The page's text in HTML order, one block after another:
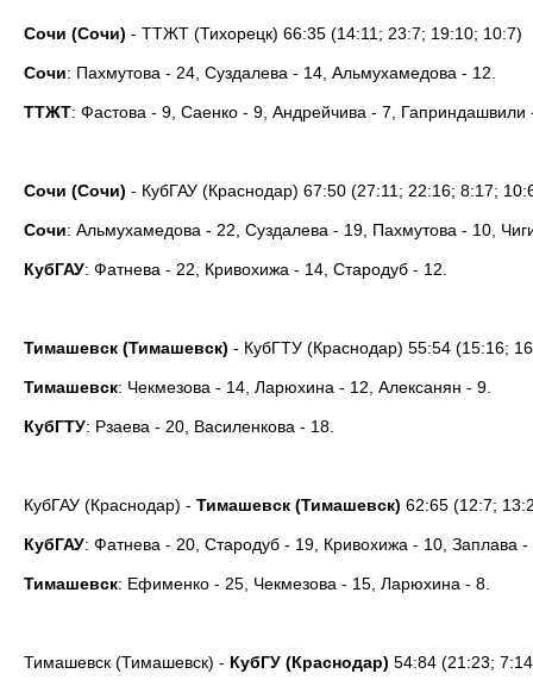
Сочи (Сочи) - ТТЖТ (Тихорецк) 66:35 (14:11; 23:7; 19:10; 10:7)
Сочи: Пахмутова - 24, Суздалева - 14, Альмухамедова - 12.
ТТЖТ: Фастова - 9, Саенко - 9, Андрейчива - 7, Гаприндашвили
Сочи (Сочи) - КубГАУ (Краснодар) 67:50 (27:11; 22:16; 8:17;
Сочи: Альмухамедова - 22, Суздалева - 19, Пахмутова - 10,
КубГАУ: Фатнева - 22, Кривохижа - 14, Стародуб - 12.
Тимашевск (Тимашевск) - КубГТУ (Краснодар) 55:54 (15:16;
Тимашевск: Чекмезова - 14, Ларюхина - 12, Алексанян - 9.
КубГТУ: Рзаева - 20, Василенкова - 18.
КубГАУ (Краснодар) - Тимашевск (Тимашевск) 62:65 (12:7;
КубГАУ: Фатнева - 20, Стародуб - 19, Кривохижа - 10, Заплава -
Тимашевск: Ефименко - 25, Чекмезова - 15, Ларюхина - 8.
Тимашевск (Тимашевск) - КубГУ (Краснодар) 54:84 (21:23;